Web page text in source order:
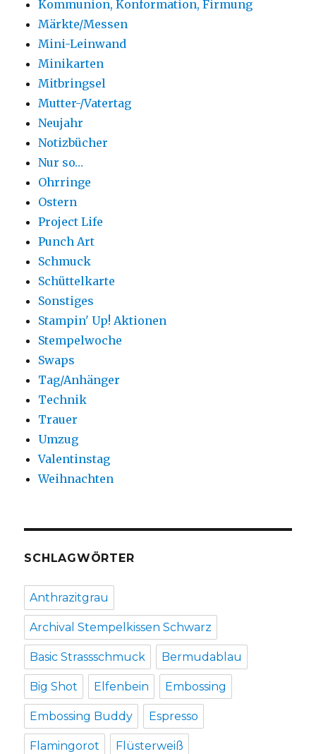
Kommunion, Konformation, Firmung
Märkte/Messen
Mini-Leinwand
Minikarten
Mitbringsel
Mutter-/Vatertag
Neujahr
Notizbücher
Nur so…
Ohrringe
Ostern
Project Life
Punch Art
Schmuck
Schüttelkarte
Sonstiges
Stampin' Up! Aktionen
Stempelwoche
Swaps
Tag/Anhänger
Technik
Trauer
Umzug
Valentinstag
Weihnachten
SCHLAGWÖRTER
Anthrazitgrau
Archival Stempelkissen Schwarz
Basic Strassschmuck Bermudablau
Big Shot Elfenbein Embossing
Embossing Buddy Espresso
Flamingorot Flüsterweiß